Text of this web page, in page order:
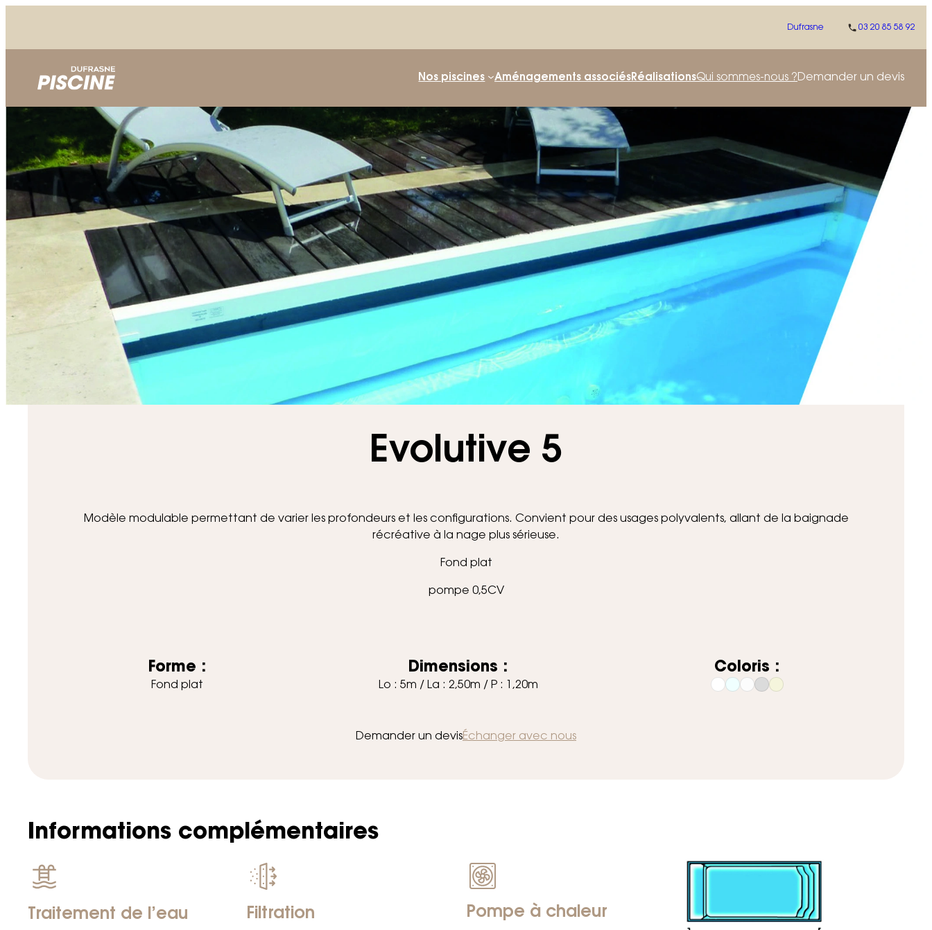
Dufrasne 03 20 85 58 92
Nos piscines Aménagements associés RéalisationsQui sommes-nous ? Demander un devis
Accueil Evolutive 5
Evolutive 5
Modèle modulable permettant de varier les profondeurs et les configurations. Convient pour des usages polyvalents, allant de la baignade
récréative à la nage plus sérieuse.
Fond plat
pompe 0,5CV
Forme :
Fond plat
Dimensions :
Lo : 5m / La : 2,50m / P : 1,20m
Coloris :
Demander un devisÉchanger avec nous
Informations complémentaires
Traitement de l’eau Filtration Pompe à chaleur